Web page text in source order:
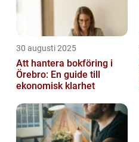
30 augusti 2025
Att hantera bokföring i
Örebro: En guide till
ekonomisk klarhet